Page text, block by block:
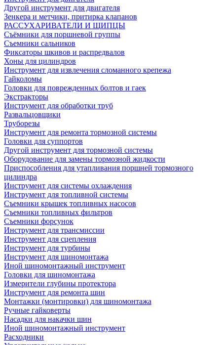
Другой инструмент для двигателя
Зенкера и метчики, притирка клапанов
РАССУХАРИВАТЕЛИ И ЩИПЦЫ
Съёмники для поршневой группы
Съемники сальников
Фиксаторы шкивов и распредвалов
Хоны для цилиндров
Инструмент для извлечения сломанного крепежа
Гайколомы
Головки для поврежденных болтов и гаек
Экстракторы
Инструмент для обработки труб
Развальцовщики
Труборезы
Инструмент для ремонта тормозной системы
Головки для суппортов
Другой инструмент для тормозной системы
Оборудование для замены тормозной жидкости
Приспособления для утапливания поршней тормозного
цилиндра
Инструмент для системы охлаждения
Инструмент для топливной системы
Съемники крышек топливных насосов
Съемники топливных фильтров
Съемники форсунок
Инструмент для трансмиссии
Инструмент для сцепления
Инструмент для турбины
Инструмент для шиномонтажа
Иной шиномонтажный инструмент
Головки для шиномонтажа
Измерители глубины протектора
Инструмент для ремонта шин
Монтажки (монтировки) для шиномонтажа
Ручные гайковерты
Насадки для накачки шин
Иной шиномонтажный инструмент
Расходники